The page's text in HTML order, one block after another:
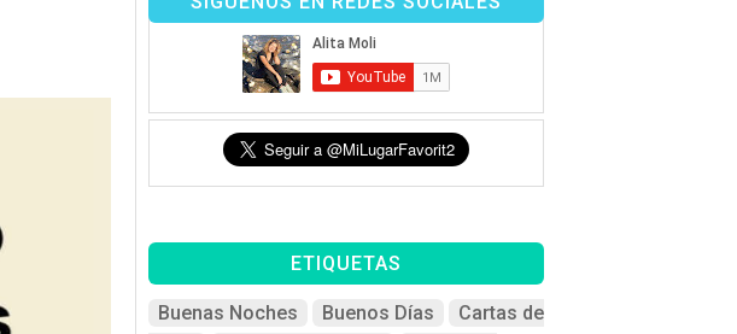
ETIQUETAS
Buenas Noches Buenos Días
Cartas de